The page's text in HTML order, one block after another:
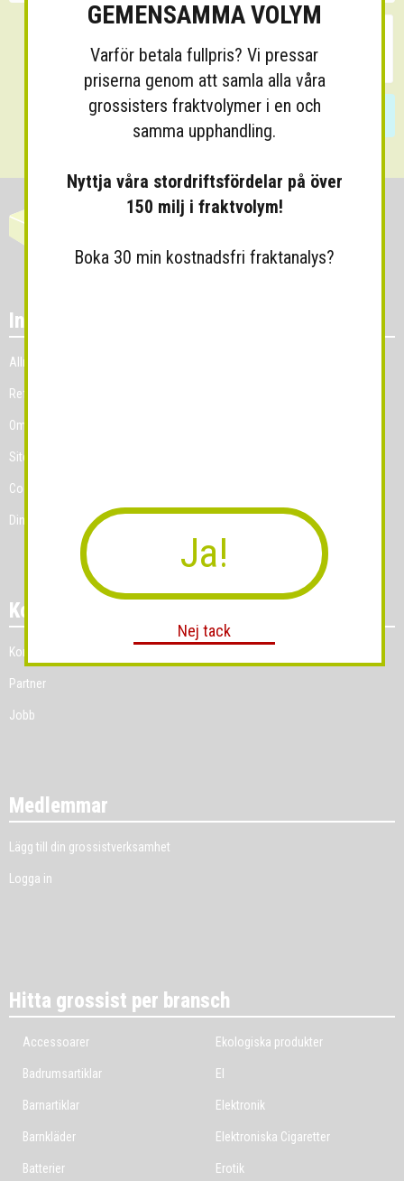
Information
Allmänna villkor
Referenskunder
Om Grossist.se
Sitemap
Cookies
Dina Cookie-prefenser
Kontakt
Kontakt
Partner
Jobb
Medlemmar
Lägg till din grossistverksamhet
Logga in
Hitta grossist per bransch
Accessoarer
Badrumsartiklar
Barnartiklar
Barnkläder
Batterier
Ekologiska produkter
El
Elektronik
Elektroniska Cigaretter
Erotik
GEMENSAMMA VOLYM
Varför betala fullpris? Vi pressar
priserna genom att samla alla våra
grossisters fraktvolymer i en och
samma upphandling.
Nyttja våra stordriftsfördelar på över
150 milj i fraktvolym!
Boka 30 min kostnadsfri fraktanalys?
Ja!
Nej tack